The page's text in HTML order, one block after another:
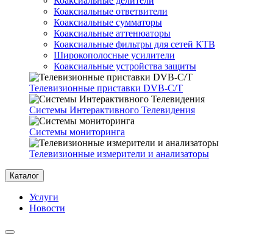
Коаксиальные ответвители
Коаксиальные сумматоры
Коаксиальные аттенюаторы
Коаксиальные фильтры для сетей КТВ
Широкополосные усилители
Коаксиальные устройства защиты
Телевизионные приставки DVB-C/T
Системы Интерактивного Телевидения
Системы мониторинга
Телевизионные измерители и анализаторы
Каталог
Услуги
Новости